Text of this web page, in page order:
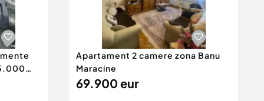
Apartament 2 camere zona Banu
Maracine
69.900 eur